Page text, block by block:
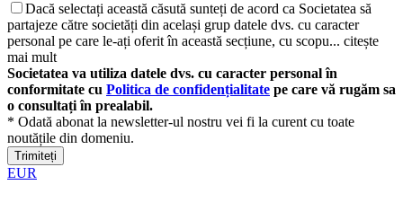
Dacă selectați această căsută sunteți de acord ca Societatea să
partajeze către societăți din același grup datele dvs. cu caracter
personal pe care le-ați oferit în această secțiune, cu scopu... citește
mai mult
Societatea va utiliza datele dvs. cu caracter personal în
conformitate cu Politica de confidențialitate pe care vă rugăm sa
o consultați în prealabil.
* Odată abonat la newsletter-ul nostru vei fi la curent cu toate
noutățile din domeniu.
Trimiteți
EUR